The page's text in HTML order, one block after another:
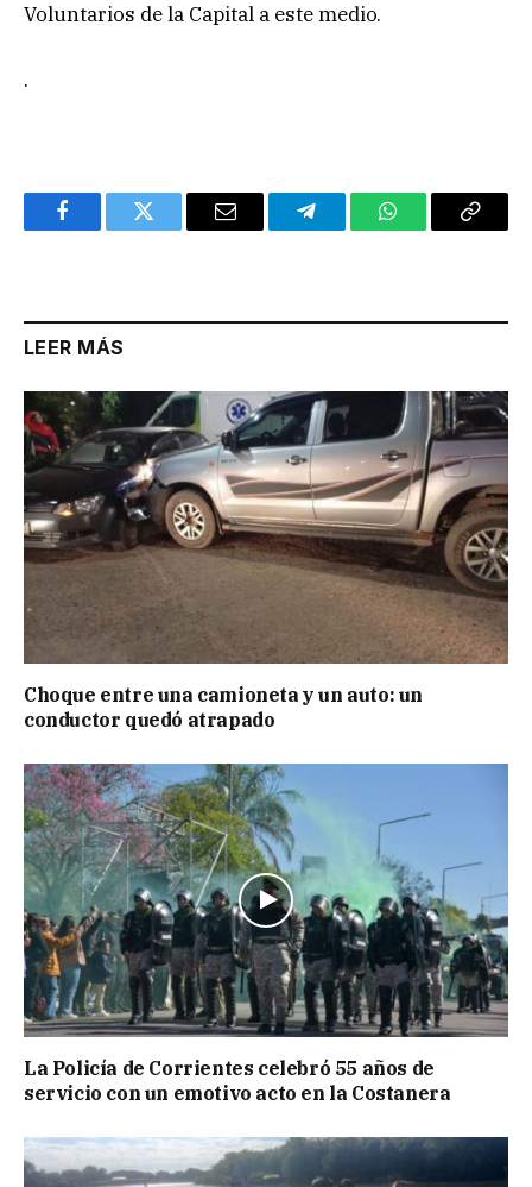
Voluntarios de la Capital a este medio.
.
FacebookTwitter Email TelegramWhatsAppCopy
LEER MÁS
Choque entre una camioneta y un auto: un
conductor quedó atrapado
La Policía de Corrientes celebró 55 años de
servicio con un emotivo acto en la Costanera